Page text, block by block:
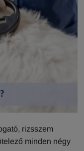
rizsszem
minden négy